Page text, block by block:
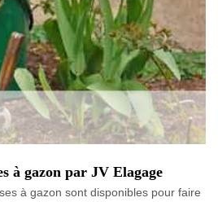
à gazon par JV Elagage
à gazon sont disponibles pour faire